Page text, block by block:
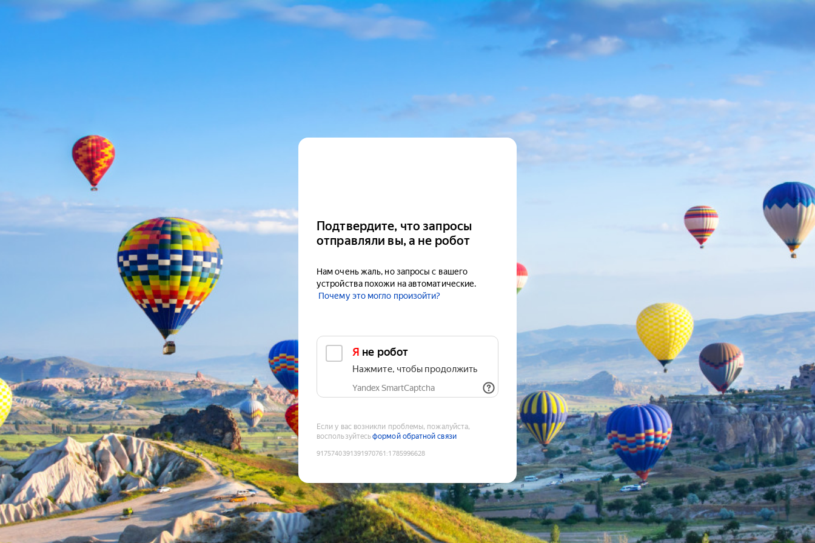
Подтвердите, что запросы
отправляли вы, а не робот
Нам очень жаль, но запросы с вашего
устройства похожи на автоматические.
Почему это могло произойти?
Я не робот
Нажмите, чтобы продолжить
Yandex SmartCaptcha
Если у вас возникли проблемы, пожалуйста,
воспользуйтесьформой обратной связи
9175740391391970761 :1785996628